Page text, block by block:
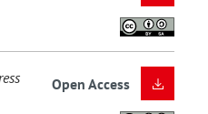
Open Access